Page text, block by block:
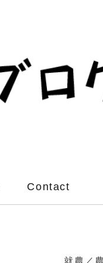
Contact
就農／